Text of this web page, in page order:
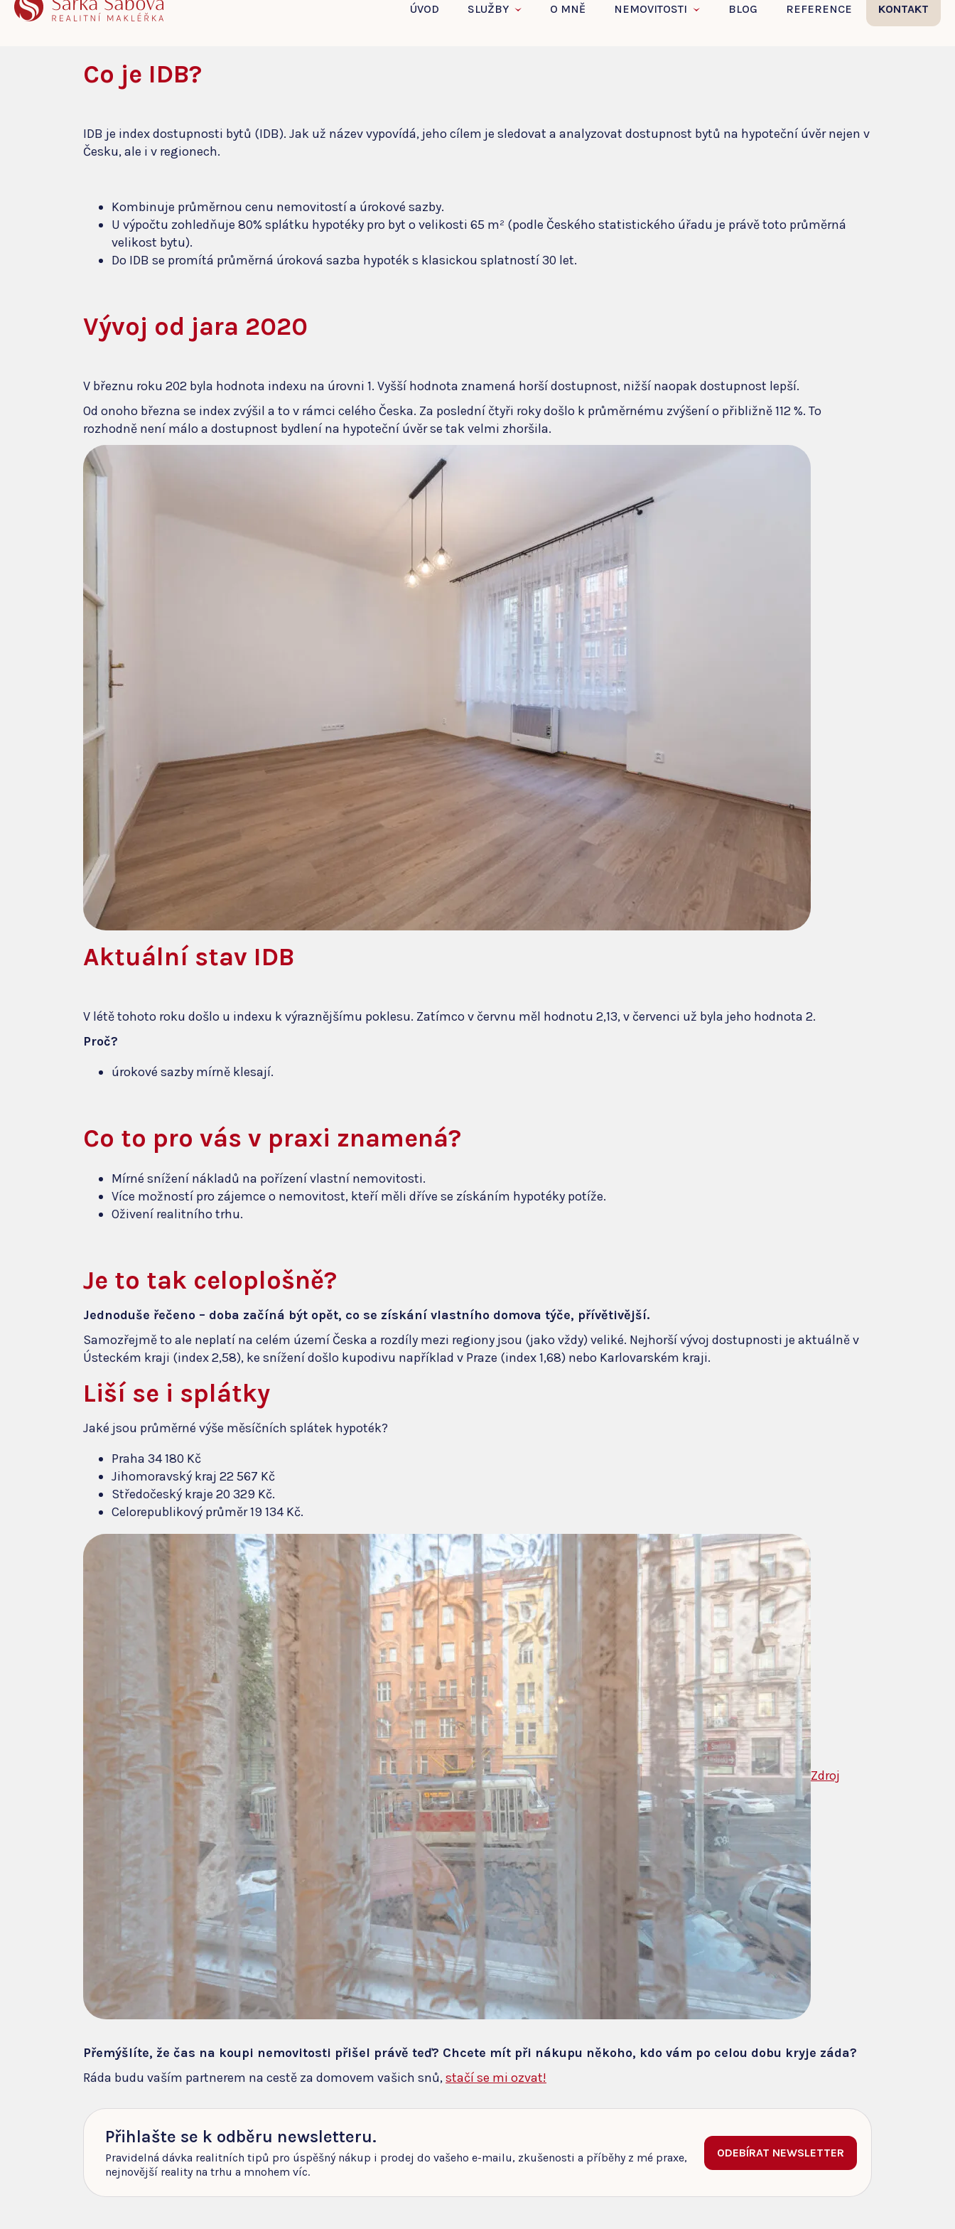
Co je IDB?
IDB je index dostupnosti bytů (IDB). Jak už název vypovídá, jeho cílem je sledovat a analyzovat dostupnost bytů na hypoteční úvěr nejen v
Česku, ale i v regionech.
Kombinuje průměrnou cenu nemovitostí a úrokové sazby.
U výpočtu zohledňuje 80% splátku hypotéky pro byt o velikosti 65 m² (podle Českého statistického úřadu je právě toto průměrná
velikost bytu).
Do IDB se promítá průměrná úroková sazba hypoték s klasickou splatností 30 let.
Vývoj od jara 2020
V březnu roku 202 byla hodnota indexu na úrovni 1. Vyšší hodnota znamená horší dostupnost, nižší naopak dostupnost lepší.
Od onoho března se index zvýšil a to v rámci celého Česka. Za poslední čtyři roky došlo k průměrnému zvýšení o přibližně 112 %. To
rozhodně není málo a dostupnost bydlení na hypoteční úvěr se tak velmi zhoršila.
Aktuální stav IDB
V létě tohoto roku došlo u indexu k výraznějšímu poklesu. Zatímco v červnu měl hodnotu 2,13, v červenci už byla jeho hodnota 2.
Proč?
úrokové sazby mírně klesají.
Co to pro vás v praxi znamená?
Mírné snížení nákladů na pořízení vlastní nemovitosti.
Více možností pro zájemce o nemovitost, kteří měli dříve se získáním hypotéky potíže.
Oživení realitního trhu.
Je to tak celoplošně?
Jednoduše řečeno – doba začíná být opět, co se získání vlastního domova týče, přívětivější.
Samozřejmě to ale neplatí na celém území Česka a rozdíly mezi regiony jsou (jako vždy) veliké. Nejhorší vývoj dostupnosti je aktuálně v
Ústeckém kraji (index 2,58), ke snížení došlo kupodivu například v Praze (index 1,68) nebo Karlovarském kraji.
Liší se i splátky
Jaké jsou průměrné výše měsíčních splátek hypoték?
Praha 34 180 Kč
Jihomoravský kraj 22 567 Kč
Středočeský kraje 20 329 Kč.
Celorepublikový průměr 19 134 Kč.
Zdroj
Přemýšlíte, že čas na koupi nemovitosti přišel právě teď? Chcete mít při nákupu někoho, kdo vám po celou dobu kryje záda?
Ráda budu vaším partnerem na cestě za domovem vašich snů,stačí se mi ozvat!
Přihlašte se k odběru newsletteru.
Pravidelná dávka realitních tipů pro úspěšný nákup i prodej do vašeho e-mailu, zkušenosti a příběhy z mé praxe,
nejnovější reality na trhu a mnohem víc.
ODEBÍRAT NEWSLETTER